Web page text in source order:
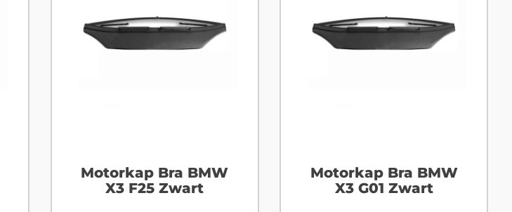
Motorkap Bra BMW
X3 F25 Zwart
Motorkap Bra BMW
X3 G01 Zwart